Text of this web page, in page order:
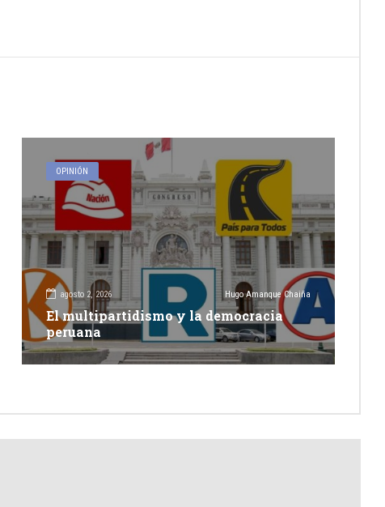
OPINIÓN
agosto 2, 2026 Hugo Amanque Chaiña
El multipartidismo y la democracia
peruana